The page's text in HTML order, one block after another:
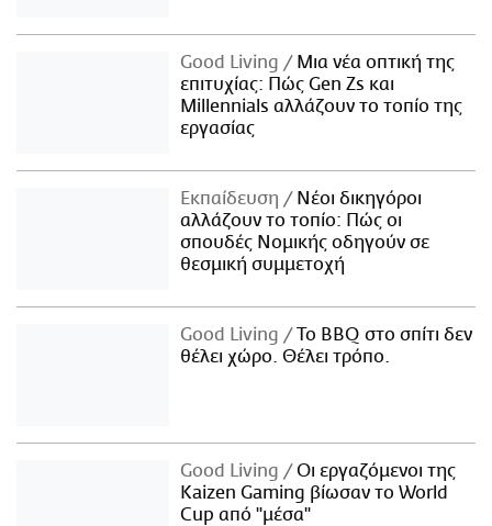
Good Living
Μια νέα οπτική της
επιτυχίας: Πώς Gen Zs και
Millennials αλλάζουν το τοπίο της
εργασίας
Εκπαίδευση
Νέοι δικηγόροι
αλλάζουν το τοπίο: Πώς οι
σπουδές Νομικής οδηγούν σε
θεσμική συμμετοχή
Good Living
Το BBQ στο σπίτι δεν
θέλει χώρο. Θέλει τρόπο.
Good Living
Οι εργαζόμενοι της
Kaizen Gaming βίωσαν το World
Cup από "μέσα"